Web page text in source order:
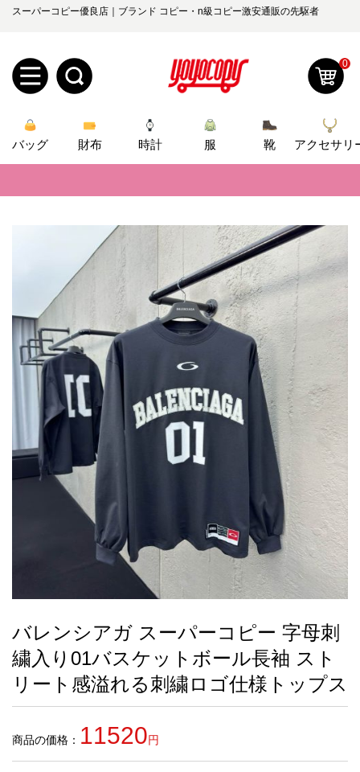
スーパーコピー優良店｜ブランド コピー・n級コピー激安通販の先駆者
規
登
録
ロ
理
yoyocopys@gmail.com
2026人気特集
バッグ
財布
時計
服
ズボン
衣装セット
靴
住まい用品
アクセサリー
ベルト
スカーフ
アイフォーンケ
ース
小物
す
す
め
商
0
バッグ 財布 時計 服 靴
アクセサリ
新作入荷！ルイ・ヴィトンスーパーコピー バッグ最新モデルが登場。
当店は正真正銘のn級スーパーコピーのみ取扱い。最高品質の再現度を
2026春の新作続々更新中！期間中のご注文でお得な割引をご利用いただ
📢 新作入荷！ルイ・ヴィトンスーパーコピー バッグ最新モデルが登場。
バレンシアガ スーパーコピー 字母刺
繍入り01バスケットボール長袖 スト
リート感溢れる刺繍ロゴ仕様トップス
商品の価格： 11520円